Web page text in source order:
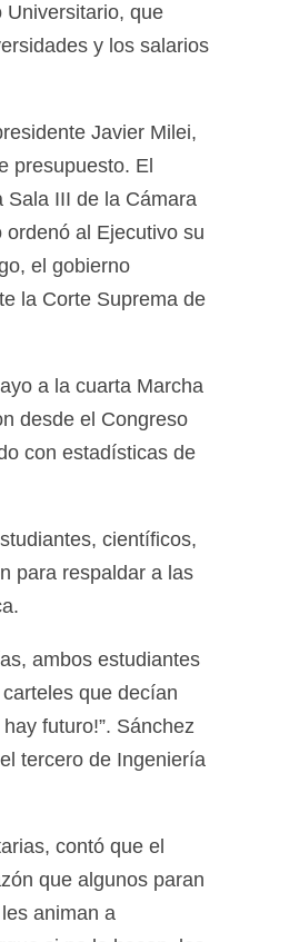
Universitario, que
y los salarios
Javier Milei,
presupuesto. El
Sala III de la Cámara
al Ejecutivo su
el gobierno
la Corte Suprema de
a la cuarta Marcha
desde el Congreso
con estadísticas de
científicos,
para respaldar a las
ambos estudiantes
que decían
futuro!”. Sánchez
tercero de Ingeniería
contó que el
que algunos paran
animan a